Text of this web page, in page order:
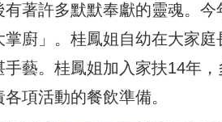
有著許多默默奉獻的靈魂。
廚」。桂鳳姐自幼在大家
藝。桂鳳姐加入家扶14年
項活動的餐飲準備。